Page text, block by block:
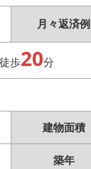
月々返済例
歩20分
建物面積
築年